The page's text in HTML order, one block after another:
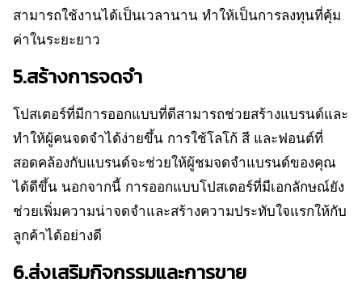
สามารถใช้งานได้เป็นเวลานาน ทำให้เป็นการลงทุนที่คุ้ม
ค่าในระยะยาว
5.สร้างการจดจำ
โปสเตอร์ที่มีการออกแบบที่ดีสามารถช่วยสร้างแบรนด์และ
ทำให้ผู้คนจดจำได้ง่ายขึ้น การใช้โลโก้ สี และฟอนต์ที่
สอดคล้องกับแบรนด์จะช่วยให้ผู้ชมจดจำแบรนด์ของคุณ
ได้ดีขึ้น นอกจากนี้ การออกแบบโปสเตอร์ที่มีเอกลักษณ์ยัง
ช่วยเพิ่มความน่าจดจำและสร้างความประทับใจแรกให้กับ
ลูกค้าได้อย่างดี
6.ส่งเสริมกิจกรรมและการขาย